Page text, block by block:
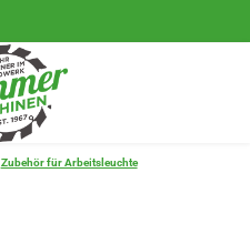
Zubehör für Arbeitsleuchte